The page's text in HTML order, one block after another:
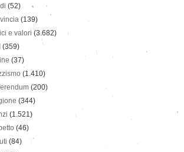
(52)
(139)
e valori (3.682)
(359)
(37)
(1.410)
(200)
(344)
(1.521)
(46)
(84)